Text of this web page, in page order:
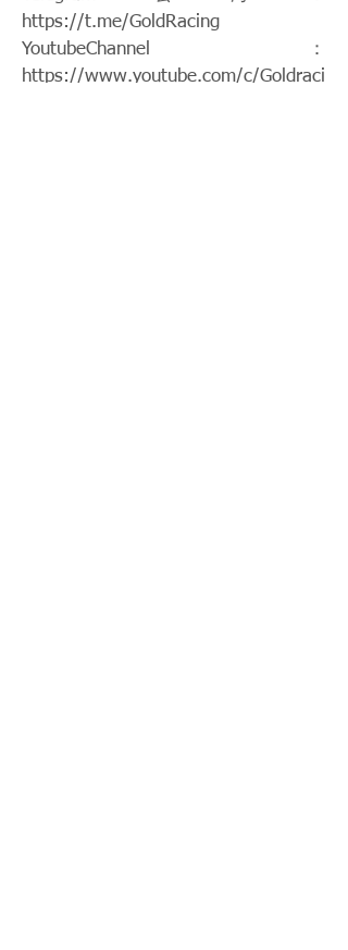
https://t.me/GoldRacing
YoutubeChannel：
https://www.youtube.com/c/Goldraci